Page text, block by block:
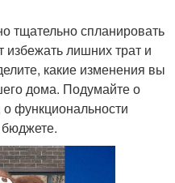
тщательно спланировать
лишних трат и
какие изменения вы
дома. Подумайте о
функциональности